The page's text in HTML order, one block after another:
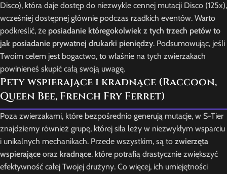
Disco), która daje dostęp do niezwykle cennej mutacji Disco (125x),
wcześniej dostępnej głównie podczas rzadkich eventów. Warto
podkreślić, że posiadanie któregokolwiek z tych trzech petów to
jak posiadanie prywatnej drukarki pieniędzy. Podsumowując, jeśli
Twoim celem jest bogactwo, to właśnie na tych zwierzakach
powinieneś skupić całą swoją uwagę.
Pety wspierające i kradnące (Raccoon,
Queen Bee, French Fry Ferret)
Poza zwierzakami, które bezpośrednio generują mutacje, w S-Tier
znajdziemy również grupę, której siła leży w niezwykłym wsparciu
i unikalnych mechanikach. Przede wszystkim, są to zwierzęta
wspierające oraz kradnące, które potrafią drastycznie zwiększyć
efektywność całej Twojej drużyny. Co więcej, ich umiejętności